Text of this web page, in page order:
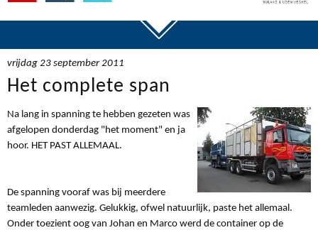
vrijdag 23 september 2011
Het complete span
Na lang in spanning te hebben gezeten was
afgelopen donderdag "het moment" en ja
hoor. HET PAST ALLEMAAL.
De spanning vooraf was bij meerdere
teamleden aanwezig. Gelukkig, ofwel natuurlijk, paste het allemaal.
Onder toezient oog van Johan en Marco werd de container op de